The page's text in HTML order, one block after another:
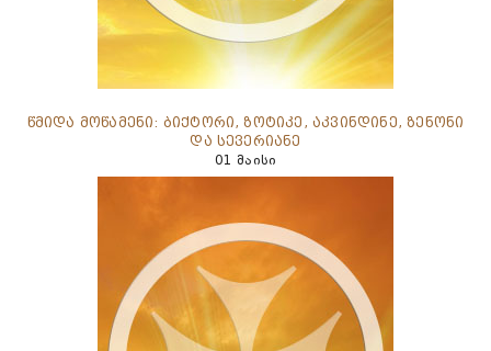
წმიდა მოწამენი: ბიქტორი, ზოტიკე, აკვინდინე, ზენონი
და სევერიანე
01 მაისი